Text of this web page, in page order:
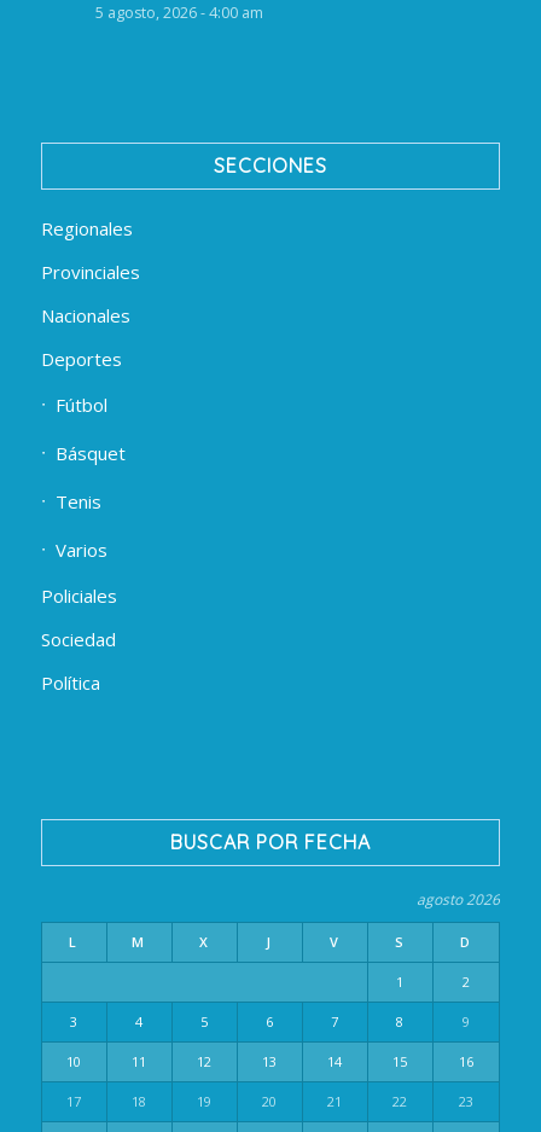
5 agosto, 2026 - 4:00 am
SECCIONES
Regionales
Provinciales
Nacionales
Deportes
Fútbol
Básquet
Tenis
Varios
Policiales
Sociedad
Política
BUSCAR POR FECHA
agosto 2026
L M X J V S D
1 2
3 4 5 6 7 8 9
10 11 12 13 14 15 16
17 18 19 20 21 22 23